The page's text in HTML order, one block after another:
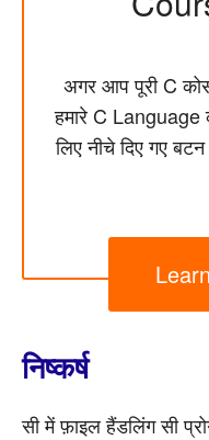
अगर आप पूरी C
हमारे C Language
लिए नीचे दिए गए
निष्कर्ष
सी में फ़ाइल हैंडलिंग सी